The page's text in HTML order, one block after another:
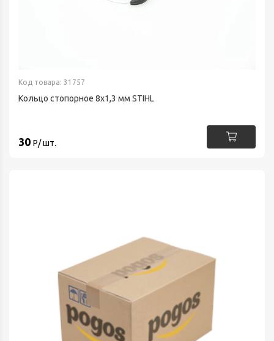
Код товара: 31757
Кольцо стопорное 8х1,3 мм STIHL
30 Р/ шт.